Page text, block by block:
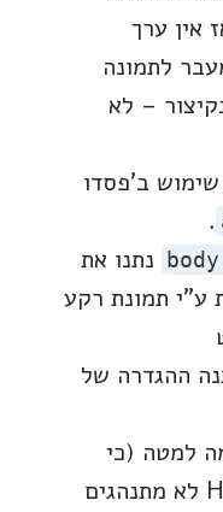
אין ערך
לתמונה
– לא
שימוש ב'פסדו
.
נתנו את
ע"י תמונת רקע
ההגדרה של
למטה (כי
מסתבר שאלמנטים ב HTML לא מתנהגים